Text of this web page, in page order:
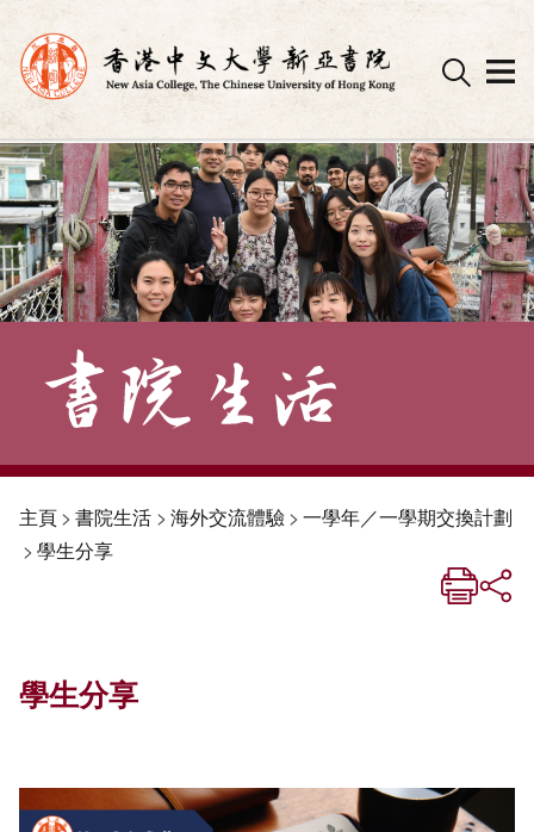
Skip
to
content
主頁> 書院生活 > 海外交流體驗> 一學年／一學期交換計劃
> 學生分享
學生分享